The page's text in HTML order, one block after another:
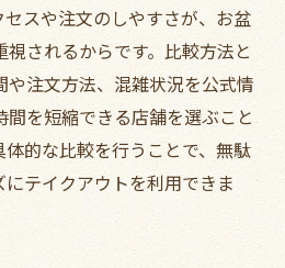
セスや注文のしやすさが、お盆
されるからです。比較方法と
や注文方法、混雑状況を公式情
を短縮できる店舗を選ぶこと
的な比較を行うことで、無駄
テイクアウトを利用できま